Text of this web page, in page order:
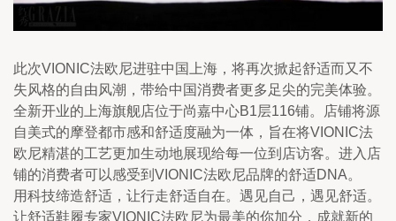
此次VIONIC法欧尼进驻中国上海，将再次掀起舒适而又不
失风格的自由风潮，带给中国消费者更多足尖的完美体验。
全新开业的上海旗舰店位于尚嘉中心B1层116铺。店铺将源
自美式的摩登都市感和舒适度融为一体，旨在将VIONIC法
欧尼精湛的工艺更加生动地展现给每一位到店访客。进入店
铺的消费者可以感受到VIONIC法欧尼品牌的舒适DNA。
用科技缔造舒适，让行走舒适自在。遇见自己，遇见舒适。
让舒适鞋履专家VIONIC法欧尼为最美的你加分，成就新的